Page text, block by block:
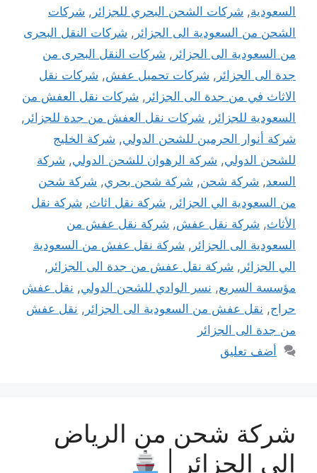
السعودية, شركات الشحن البحري للجزائر , شركات
الشحن من السعودية الى الجزائر , شركات النقل البحرى
من السعودية الى الجزائر , شركات النقل البحرى من
جدة الى الجزائر , شركات تحميل عفش, شركات نقل
الاثاث في من جدة الى الجزائر , شركات نقل العفش من
السعودية للجزائر , شركات نقل العفش من جدة للجزائر ,
شركة أنوار الحرمين للشحن الدولي, شركة الخليج
للشحن الدولي, شركة الرهوان للشحن الدولي, شركة
السعد, شركة شحن, شركة شحن بحري, شركة شحن
من السعودية الي الجزائر , شركة نقل اثاث, شركة نقل
الأثاث, شركة نقل عفش, شركة نقل عفش من
السعودية الى الجزائر , شركة نقل عفش من السعودية
الي الجزائر , شركة نقل عفش من جدة الى الجزائر ,
مؤسسة السريع, نسر الوادي للشحن الدولي, نقل عفش
حراج, نقل عفش من السعودية الى الجزائر , نقل عفش
من جدة الى الجزائر
أضف تعليق
شركة شحن من الرياض
إلى الجزائر |